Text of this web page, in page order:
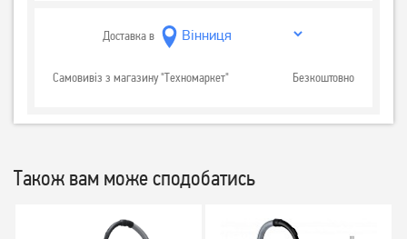
Доставка в
Самовивіз з магазину "Техномаркет" Безкоштовно
Також вам може сподобатись